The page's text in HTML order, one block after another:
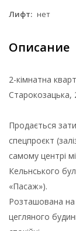
Лифт: нет
Описание
2-кімнатна
Старокозацька,
Продається
спецпроєкт
самому центрі
Кельнського
«Пасаж»).
Розташована на
цегляного